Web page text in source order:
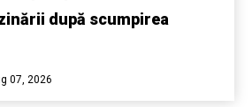
după scumpirea
07, 2026